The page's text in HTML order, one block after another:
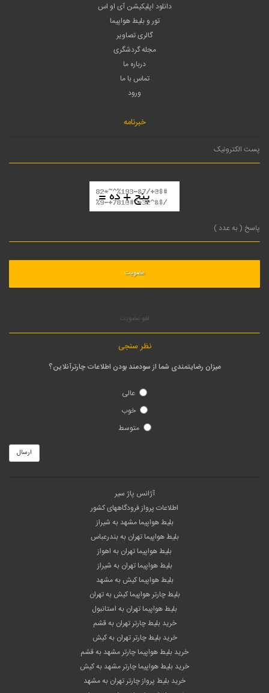
دانلود اپلیکیشن آی او اس
تور و بلیط هواپیما
گالری تصاویر
مجله گردشگری
درباره ما
تماس با ما
ورود
خبرنامه
لغو عضویت
نظر سنجی
میزان رضایتمندی شما از سودمند بودن اطلاعات چارترآنلاین؟
عالی
خوب
متوسط
ارسال
آژانس پاژ سیر
اطلاعات پرواز فرودگاههای کشور
بلیط هواپیما مشهد به شیراز
بلیط هواپیما تهران به بندرعباس
بلیط هواپیما تهران به اهواز
بلیط هواپیما تهران به شیراز
بلیط هواپیما کیش به مشهد
بلیط چارتر هواپیما کیش به تهران
بلیط هواپیما تهران به استانبول
خرید بلیط چارتر تهران به قشم
خرید بلیط چارتر تهران به کیش
خرید بلیط هواپیما چارتر مشهد به قشم
خرید بلیط هواپیما چارتر مشهد به کیش
خرید بلیط پرواز چارتر تهران به مشهد